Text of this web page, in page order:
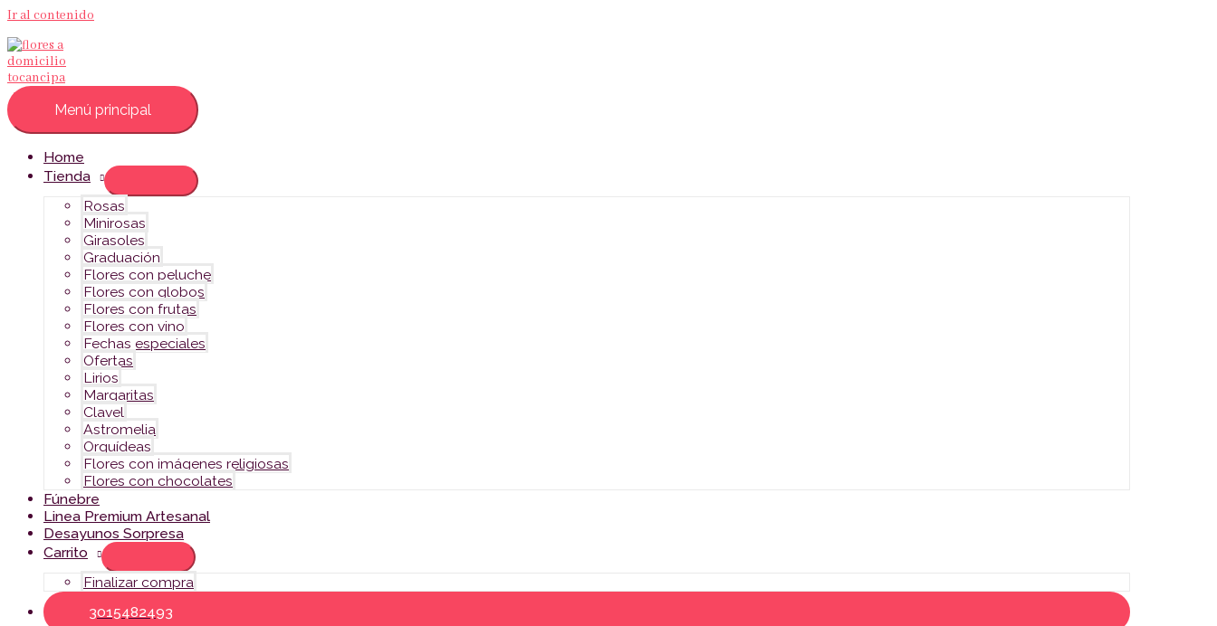
Ir al contenido
Menú principal
Home
Tienda
Rosas
Minirosas
Girasoles
Graduación
Flores con peluche
Flores con globos
Flores con frutas
Flores con vino
Fechas especiales
Ofertas
Lirios
Margaritas
Clavel
Astromelia
Orquídeas
Flores con imágenes religiosas
Flores con chocolates
Fúnebre
Linea Premium Artesanal
Desayunos Sorpresa
Carrito
Finalizar compra
3015482493